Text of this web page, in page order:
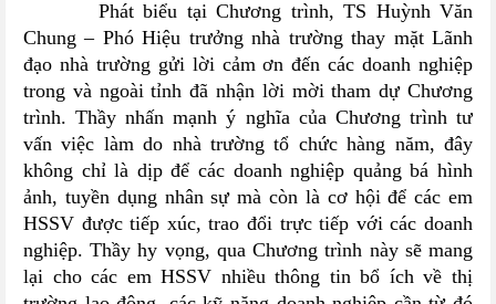
Phát biểu tại Chương trình, TS Huỳnh Văn
Chung – Phó Hiệu trưởng nhà trường thay mặt Lãnh
đạo nhà trường gửi lời cảm ơn đến các doanh nghiệp
trong và ngoài tỉnh đã nhận lời mời tham dự Chương
trình. Thầy nhấn mạnh ý nghĩa của Chương trình tư
vấn việc làm do nhà trường tổ chức hàng năm, đây
không chỉ là dịp để các doanh nghiệp quảng bá hình
ảnh, tuyền dụng nhân sự mà còn là cơ hội để các em
HSSV được tiếp xúc, trao đổi trực tiếp với các doanh
nghiệp. Thầy hy vọng, qua Chương trình này sẽ mang
lại cho các em HSSV nhiều thông tin bổ ích về thị